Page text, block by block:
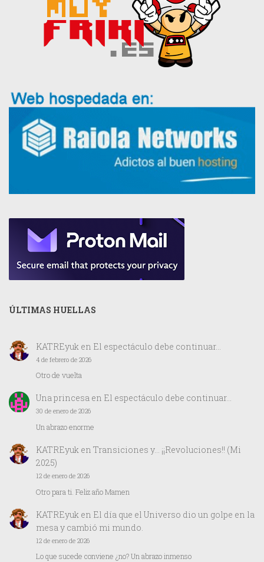
ÚLTIMAS HUELLAS
KATREyuk en El espectáculo debe continuar…
4 de febrero de 2026
Otro de vuelta
Una princesaen El espectáculo debe continuar…
30 de enero de 2026
Un abrazo enorme
KATREyuken Transiciones y… ¡¡Revoluciones!! (Mi
2025)
12 de enero de 2026
Otro para ti. Feliz año Mamen
KATREyuken El día que el Universo dio un golpe en la
mesa y cambió mi mundo.
12 de enero de 2026
Lo que sucede conviene ¿no? Un abrazo inmenso